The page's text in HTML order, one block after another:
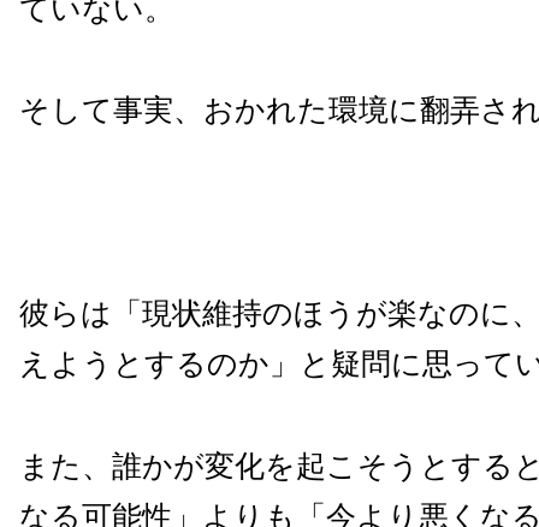
ていない。
そして事実、おかれた環境に翻弄さ
彼らは「現状維持のほうが楽なのに
えようとするのか」と疑問に思って
また、誰かが変化を起こそうとする
なる可能性」よりも「今より悪くな